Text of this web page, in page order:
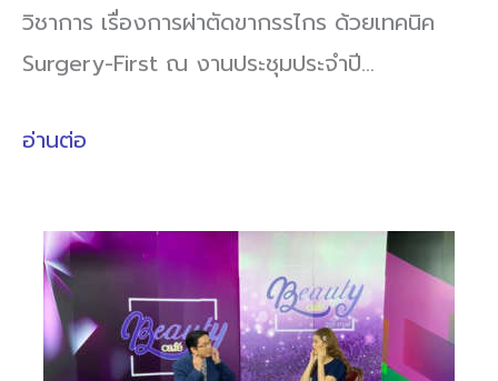
วิชาการ เรื่องการผ่าตัดขากรรไกร ด้วยเทคนิค
Surgery-First ณ งานประชุมประจำปี…
อ่านต่อ